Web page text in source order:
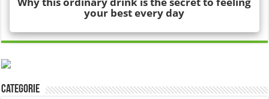
Categorie